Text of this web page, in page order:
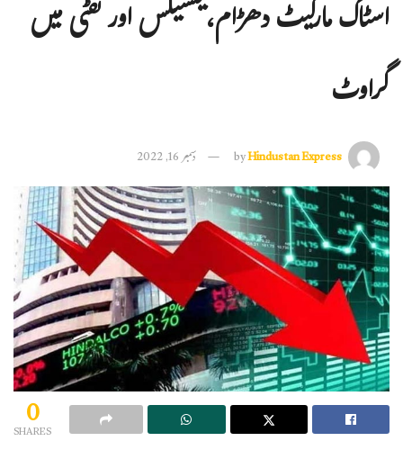
اسٹاک مارکیٹ دھڑام،سینسیکس اور نفٹی میں
گراوٹ
byHindustan Express دسمبر 16, 2022
0
SHARES